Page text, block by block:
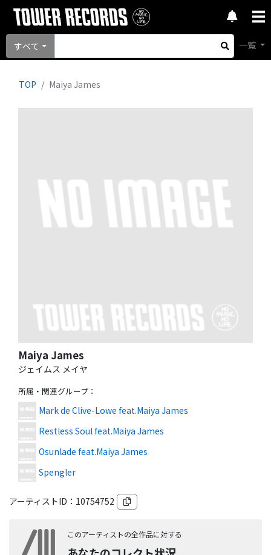
すべて 一覧
TOP Maiya James
Maiya James
ジェイムス メイヤ
所属・関連グループ ：
Mark de Clive-Lowe feat.Maiya James
Restless Soul feat.Maiya James
Osunlade feat.Maiya James
Spengler
アーティストID： 10754752
このアーティストの全作品に対する